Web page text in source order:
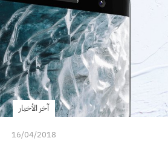
آخر الأخبار
16/04/2018